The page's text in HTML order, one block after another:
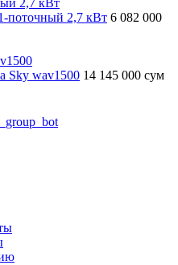
поточный 2,7 кВт 6 082 000
Sky wav1500 14 145 000 сум